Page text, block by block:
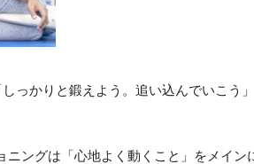
っかりと鍛えよう。追い込んでいこう」
ニングは「心地よく動くこと」をメイン